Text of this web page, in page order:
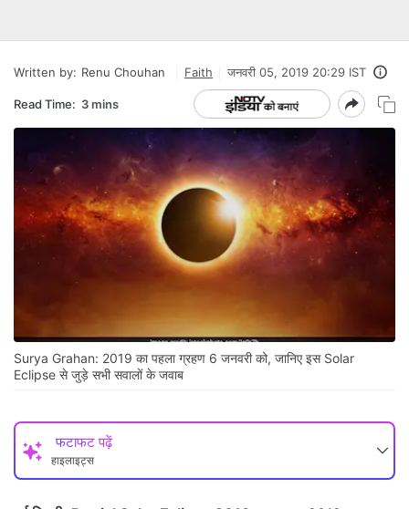
Written by: Renu Chouhan Faith जनवरी 05, 2019 20:29 IST
Read Time: 3 mins
Surya Grahan: 2019 का पहला ग्रहण 6 जनवरी को, जानिए इस Solar
Eclipse से जुड़े सभी सवालों के जवाब
फटाफट पढ़ें
हाइलाइट्स